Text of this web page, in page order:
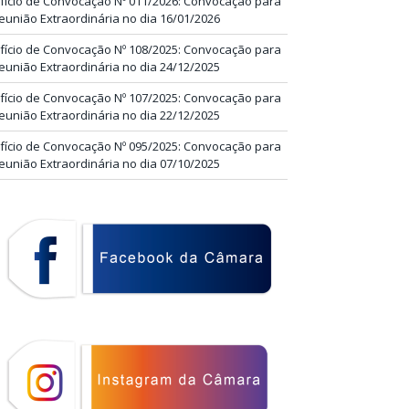
Extraordinária no dia 16/01/2026
de Convocação Nº 108/2025: Convocação para
Extraordinária no dia 24/12/2025
de Convocação Nº 107/2025: Convocação para
Extraordinária no dia 22/12/2025
de Convocação Nº 095/2025: Convocação para
Extraordinária no dia 07/10/2025